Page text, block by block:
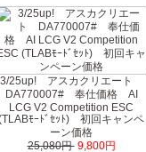
3/25up! アスカクリエート
DA770007# 奉仕価格 AI
LCG V2 Competition ESC
ﾓｰﾄﾞｾｯﾄ) 初回キャンペ
ーン価格
25,080円 9,800円